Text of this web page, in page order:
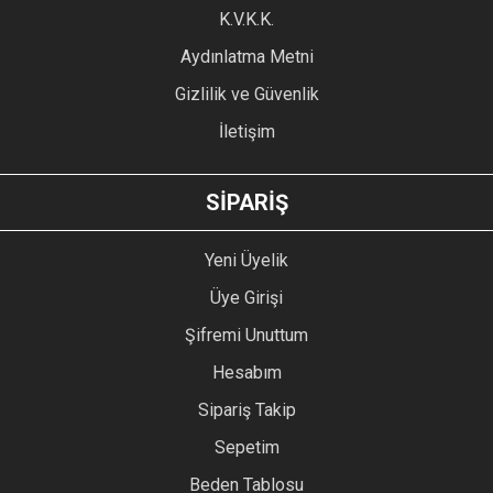
Ürün fiyatı diğer sitelerden daha pahalı.
GÖNDER
K.V.K.K.
Aydınlatma Metni
Gizlilik ve Güvenlik
İletişim
SİPARİŞ
Yeni Üyelik
Üye Girişi
Şifremi Unuttum
Hesabım
Sipariş Takip
Sepetim
Beden Tablosu